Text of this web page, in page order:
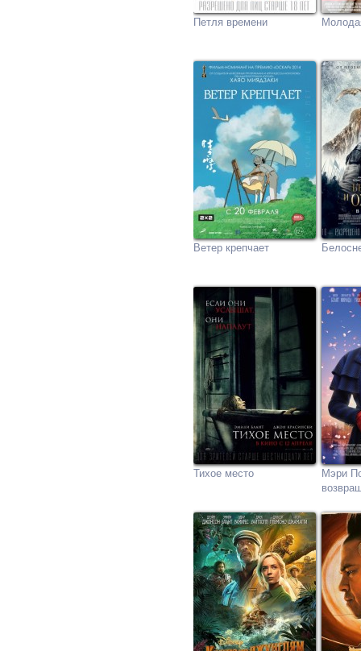
Петля времени
Ветер крепчает
Тихое место
Мэри